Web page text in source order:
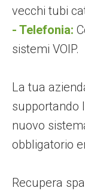
vecchi tubi
- Telefonia:
sistemi VOIP.
La tua
supportando
nuovo
obbligatorio
Recupera